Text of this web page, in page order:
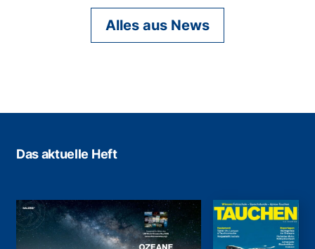
Alles aus News
Das aktuelle Heft